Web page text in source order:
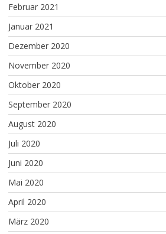
Februar 2021
Januar 2021
Dezember 2020
November 2020
Oktober 2020
September 2020
August 2020
Juli 2020
Juni 2020
Mai 2020
April 2020
März 2020